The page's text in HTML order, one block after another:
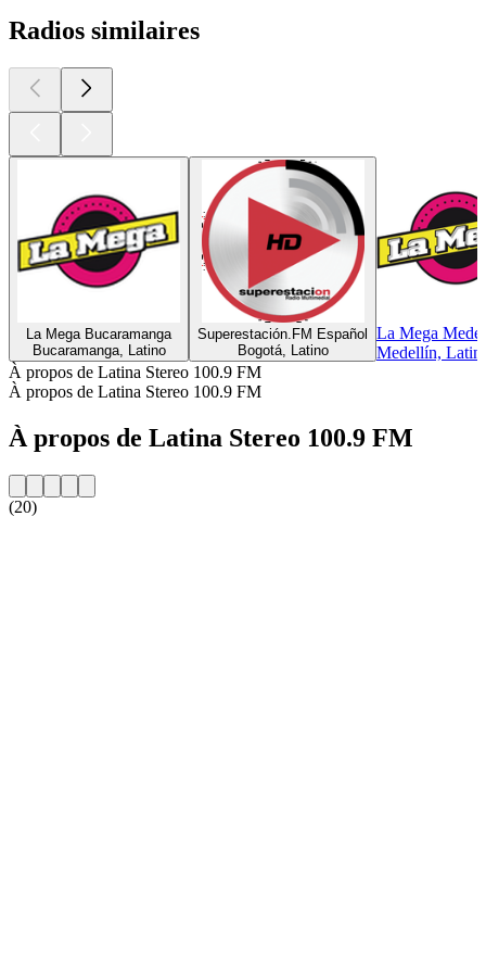
Radios similaires
La Mega Bucaramanga
Bucaramanga, Latino
Superestación.FM Español
Bogotá, Latino
La Mega
Medellín,
À propos de Latina Stereo 100.9 FM
À propos de Latina Stereo 100.9 FM
À propos de Latina Stereo 100.9 FM
(20)